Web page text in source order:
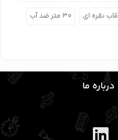
قاب نقره ای ۳۰ متر ضد آب
درباره ما